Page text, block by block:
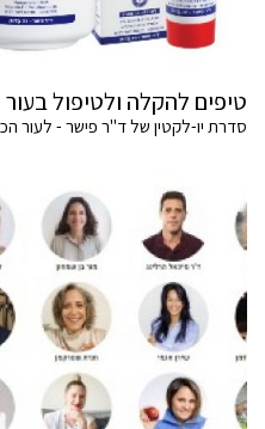
טיפים להקלה ולטיפול
סדרת יו-לקטין של ד"ר פישר - לעור